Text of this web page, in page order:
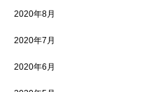
2020年8月
2020年7月
2020年6月